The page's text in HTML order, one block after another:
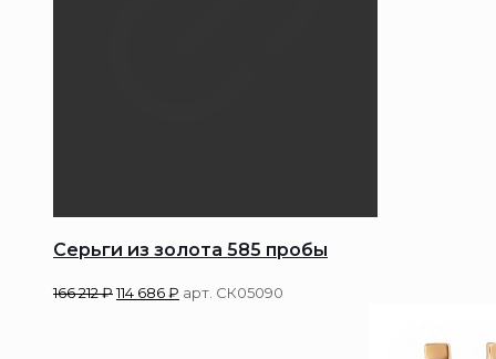
Серьги из золота 585 пробы
166 212₽114 686₽ арт. СК05090